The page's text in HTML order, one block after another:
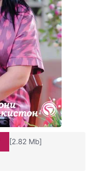
[2.82 Mb]